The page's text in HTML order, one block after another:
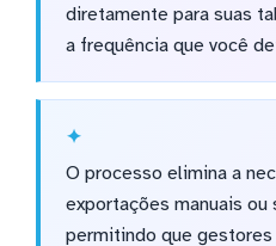
diretamente para suas
a frequência que você
O processo elimina a
exportações manuais
permitindo que